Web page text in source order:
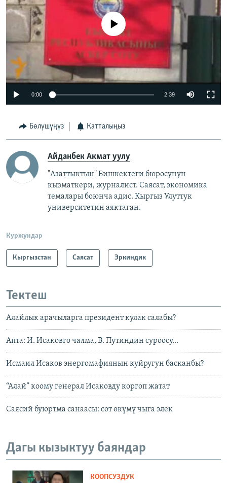
No media source currently available
0:00 2:39
Бөлүшүңүз Катталыңыз
Айданбек Акмат уулу
"Азаттыктын" Бишкектеги бюросунун
кызматкери, журналист. Саясат, экономика
темалары боюнча адис. Кыргыз Улуттук
университетин аяктаган.
Куржундар
Кыргызстан Саясат Эркиндик
Тектеш
Алайлык арачыларга президент кулак салабы?
Апта: И. Исаковго чалма, В. Путиндин суроосу...
Исмаил Исаков энергомафиянын куйругун басканбы?
“Алай” коому генерал Исаковду коргоп жатат
Саясий буюртма санаасы: сот өкүмү чыга элек
Дагы кызыктуу баяндар
КООПСУЗДУК